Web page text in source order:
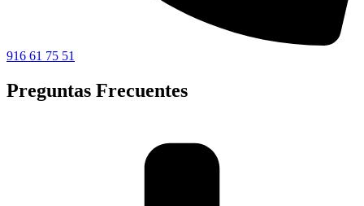
916 61 75 51
Preguntas Frecuentes